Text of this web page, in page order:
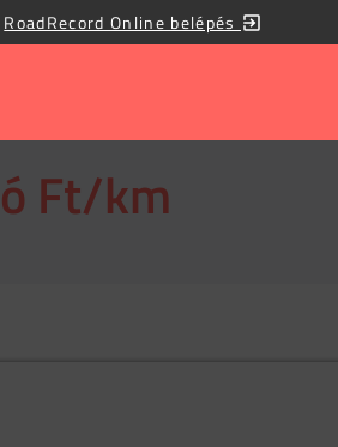
RoadRecord Online belépés
Ft/km